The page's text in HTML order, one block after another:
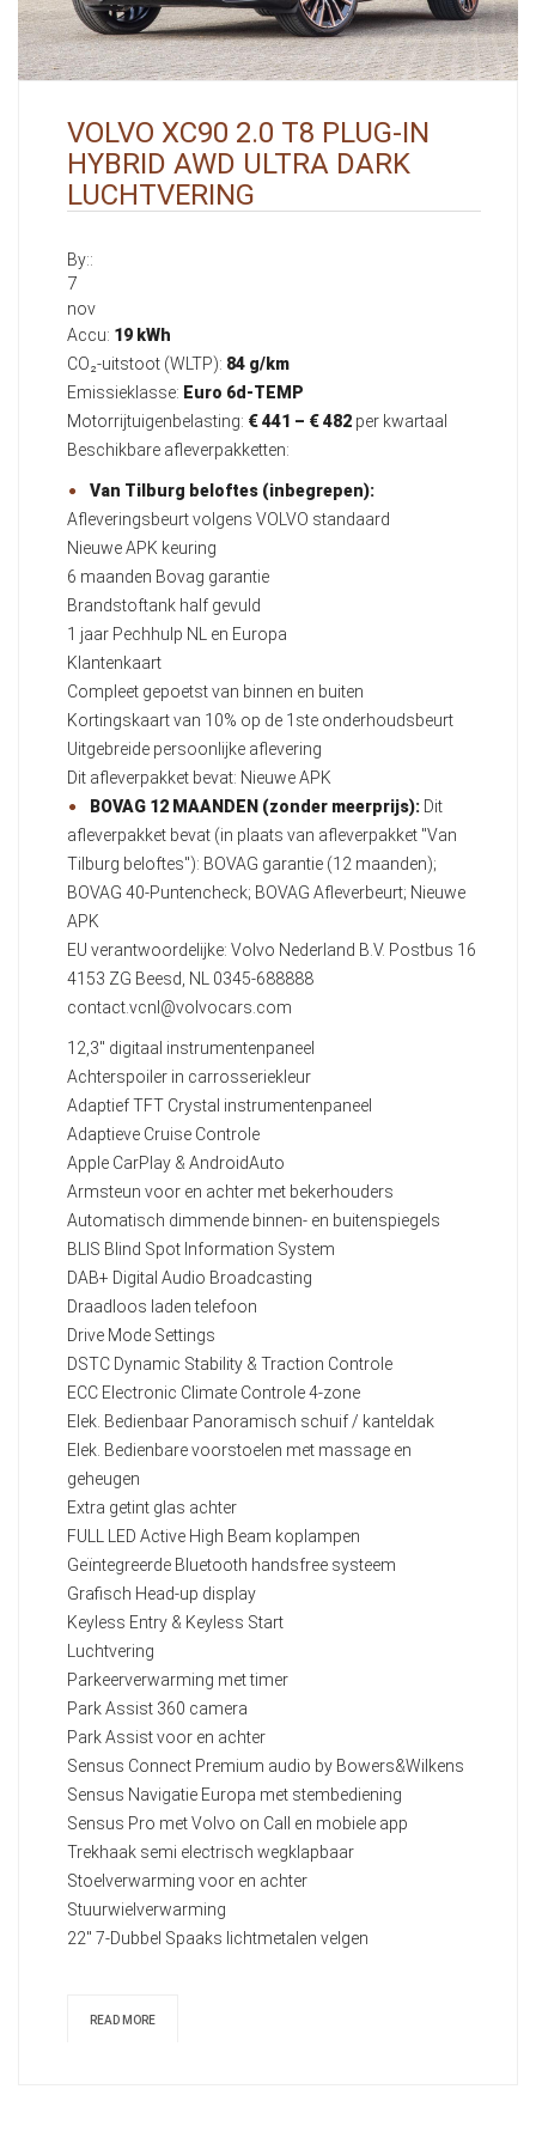
VOLVO XC90 2.0 T8 PLUG-IN
HYBRID AWD ULTRA DARK
LUCHTVERING
By::
7
nov
Accu: 19 kWh
CO₂-uitstoot (WLTP): 84 g/km
Emissieklasse: Euro 6d-TEMP
Motorrijtuigenbelasting: € 441 – € 482 per kwartaal
Beschikbare afleverpakketten:
Van Tilburg beloftes (inbegrepen):
Afleveringsbeurt volgens VOLVO standaard
Nieuwe APK keuring
6 maanden Bovag garantie
Brandstoftank half gevuld
1 jaar Pechhulp NL en Europa
Klantenkaart
Compleet gepoetst van binnen en buiten
Kortingskaart van 10% op de 1ste onderhoudsbeurt
Uitgebreide persoonlijke aflevering
Dit afleverpakket bevat: Nieuwe APK
BOVAG 12 MAANDEN (zonder meerprijs): Dit
afleverpakket bevat (in plaats van afleverpakket "Van
Tilburg beloftes"): BOVAG garantie (12 maanden);
BOVAG 40-Puntencheck; BOVAG Afleverbeurt; Nieuwe
APK
EU verantwoordelijke: Volvo Nederland B.V. Postbus 16
4153 ZG Beesd, NL 0345-688888
contact.vcnl@volvocars.com
12,3" digitaal instrumentenpaneel
Achterspoiler in carrosseriekleur
Adaptief TFT Crystal instrumentenpaneel
Adaptieve Cruise Controle
Apple CarPlay & AndroidAuto
Armsteun voor en achter met bekerhouders
Automatisch dimmende binnen- en buitenspiegels
BLIS Blind Spot Information System
DAB+ Digital Audio Broadcasting
Draadloos laden telefoon
Drive Mode Settings
DSTC Dynamic Stability & Traction Controle
ECC Electronic Climate Controle 4-zone
Elek. Bedienbaar Panoramisch schuif / kanteldak
Elek. Bedienbare voorstoelen met massage en
geheugen
Extra getint glas achter
FULL LED Active High Beam koplampen
Geïntegreerde Bluetooth handsfree systeem
Grafisch Head-up display
Keyless Entry & Keyless Start
Luchtvering
Parkeerverwarming met timer
Park Assist 360 camera
Park Assist voor en achter
Sensus Connect Premium audio by Bowers&Wilkens
Sensus Navigatie Europa met stembediening
Sensus Pro met Volvo on Call en mobiele app
Trekhaak semi electrisch wegklapbaar
Stoelverwarming voor en achter
Stuurwielverwarming
22" 7-Dubbel Spaaks lichtmetalen velgen
READ MORE